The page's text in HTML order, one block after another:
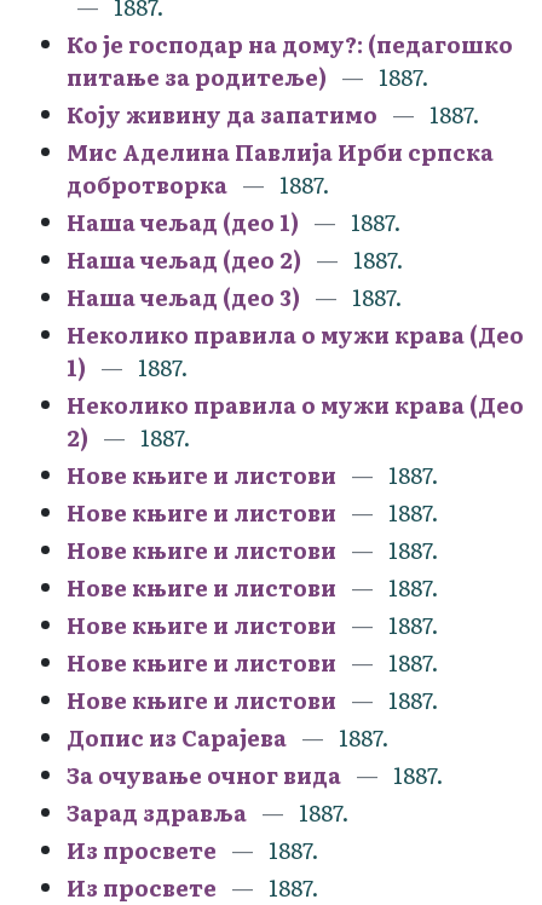
Ко је господар на дому?: (педагошко
питање за родитеље)
1887.
Коју живину да запатимо
1887.
Мис Аделина Павлија Ирби српска
добротворка
1887.
Наша чељад (део 1)
1887.
Наша чељад (део 2)
1887.
Наша чељад (део 3)
1887.
Неколико правила о мужи крава (Део
1)
1887.
Неколико правила о мужи крава (Део
2)
1887.
Нове књиге и листови
1887.
Нове књиге и листови
1887.
Нове књиге и листови
1887.
Нове књиге и листови
1887.
Нове књиге и листови
1887.
Нове књиге и листови
1887.
Нове књиге и листови
1887.
Допис из Сарајева
1887.
За очување очног вида
1887.
Зарад здравља
1887.
Из просвете
1887.
Из просвете
1887.